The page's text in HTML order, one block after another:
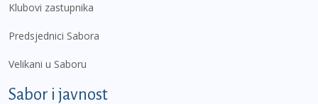
Klubovi zastupnika
Predsjednici Sabora
Velikani u Saboru
Sabor i javnost